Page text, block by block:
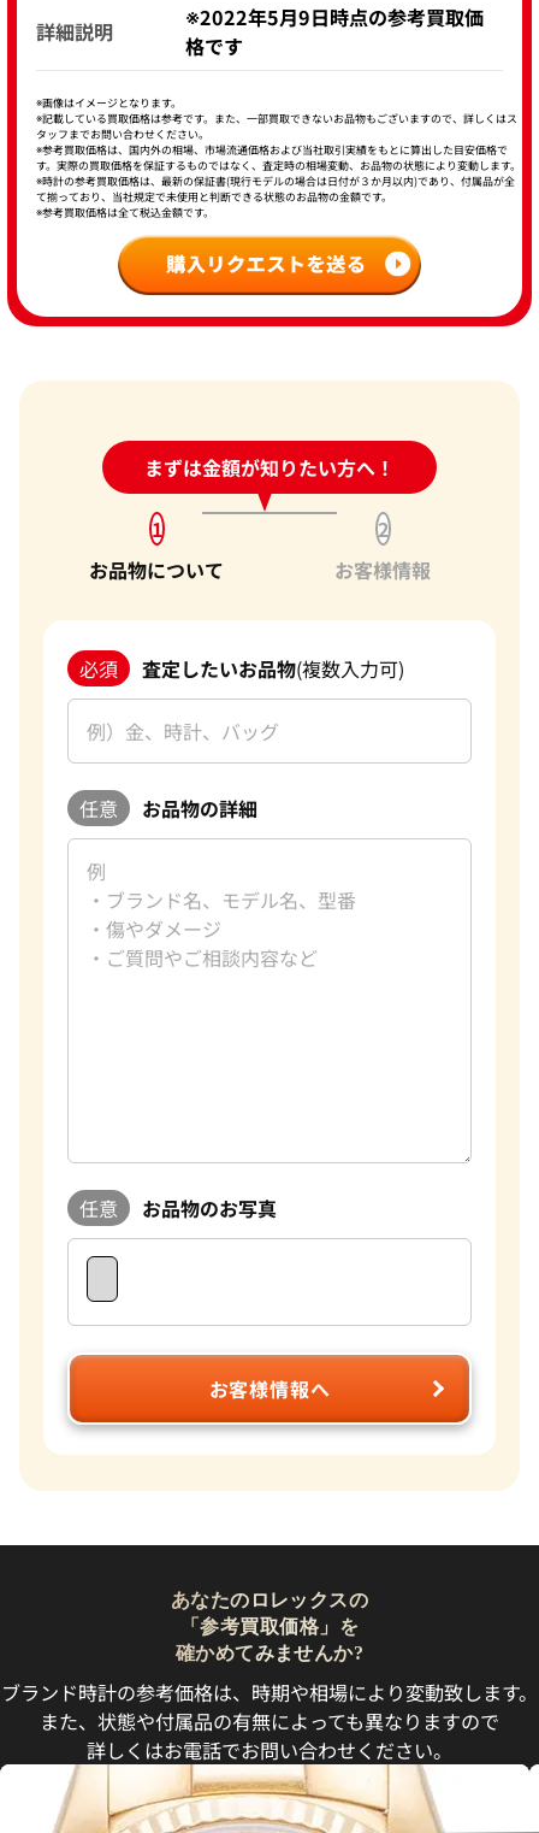
詳細説明
※2022年5月9日時点の参考買取価
格です
※画像はイメージとなります。
※記載している買取価格は参考です。また、一部買取できないお品物もございますので、詳しくはス
タッフまでお問い合わせください。
※参考買取価格は、国内外の相場、市場流通価格および当社取引実績をもとに算出した目安価格で
す。実際の買取価格を保証するものではなく、査定時の相場変動、お品物の状態により変動します。
※時計の参考買取価格は、最新の保証書(現行モデルの場合は日付が３か月以内)であり、付属品が全
て揃っており、当社規定で未使用と判断できる状態のお品物の金額です。
※参考買取価格は全て税込金額です。
まずは金額が知りたい方へ！
24時間受付中!問い合わせフォーム
1
お品物について
2
お客様情報
必須 査定したいお品物(複数入力可)
任意 お品物の詳細
任意 お品物のお写真
お客様情報へ
あなたのロレックスの
「参考買取価格」を
確かめてみませんか?
ブランド時計の参考価格は、時期や相場により変動致します。
また、状態や付属品の有無によっても異なりますので
詳しくはお電話でお問い合わせください。